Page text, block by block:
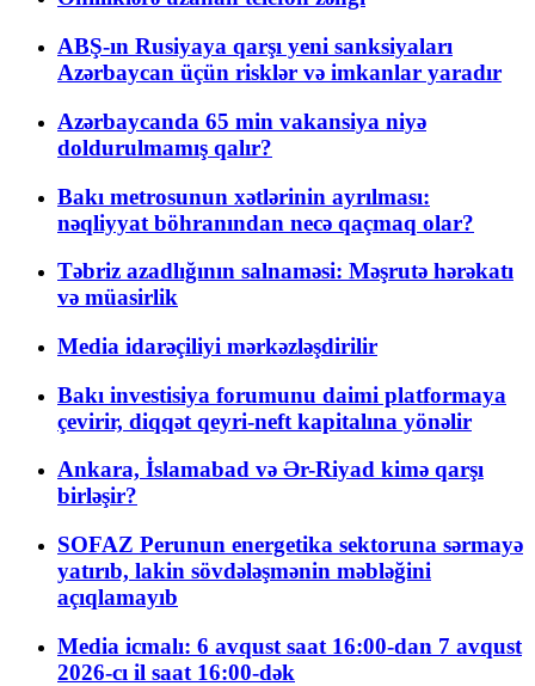
ABŞ-ın Rusiyaya qarşı yeni sanksiyaları
Azərbaycan üçün risklər və imkanlar yaradır
Azərbaycanda 65 min vakansiya niyə
doldurulmamış qalır?
Bakı metrosunun xətlərinin ayrılması:
nəqliyyat böhranından necə qaçmaq olar?
Təbriz azadlığının salnaməsi: Məşrutə hərəkatı
və müasirlik
Media idarəçiliyi mərkəzləşdirilir
Bakı investisiya forumunu daimi platformaya
çevirir, diqqət qeyri-neft kapitalına yönəlir
Ankara, İslamabad və Ər-Riyad kimə qarşı
birləşir?
SOFAZ Perunun energetika sektoruna sərmayə
yatırıb, lakin sövdələşmənin məbləğini
açıqlamayıb
Media icmalı: 6 avqust saat 16:00-dan 7 avqust
2026-cı il saat 16:00-dək